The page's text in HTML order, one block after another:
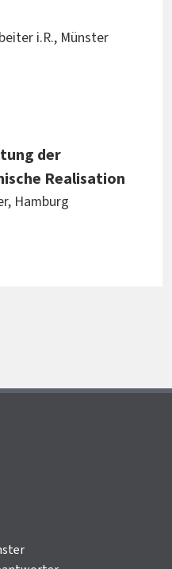
i.R., Münster
der
Realisation
Hamburg